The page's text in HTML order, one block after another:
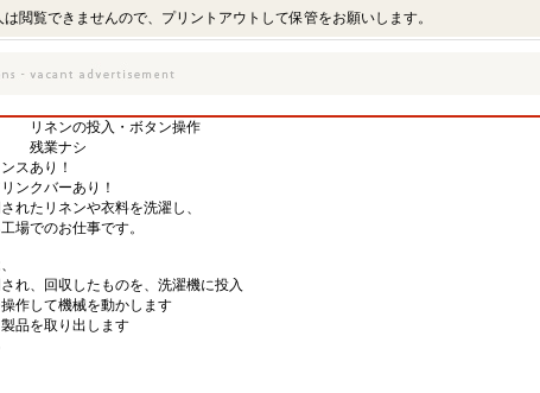
閲覧できませんので、プリントアウトして保管をお願いします。
リネンの投入・ボタン操作
残業ナシ
スあり！
ンクバーあり！
れたリネンや衣料を洗濯し、
場でのお仕事です。
れ、回収したものを、洗濯機に投入
作して機械を動かします
品を取り出します